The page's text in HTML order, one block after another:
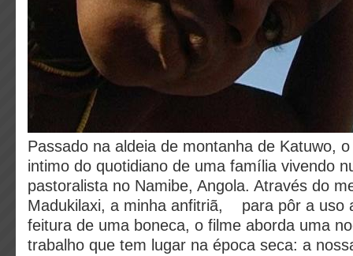
Passado na aldeia de montanha de Katuwo,
intimo do quotidiano de uma família vivendo
pastoralista no Namibe, Angola. Através do
Madukilaxi, a minha anfitriã, para pôr a uso
feitura de uma boneca, o filme aborda uma
trabalho que tem lugar na época seca: a